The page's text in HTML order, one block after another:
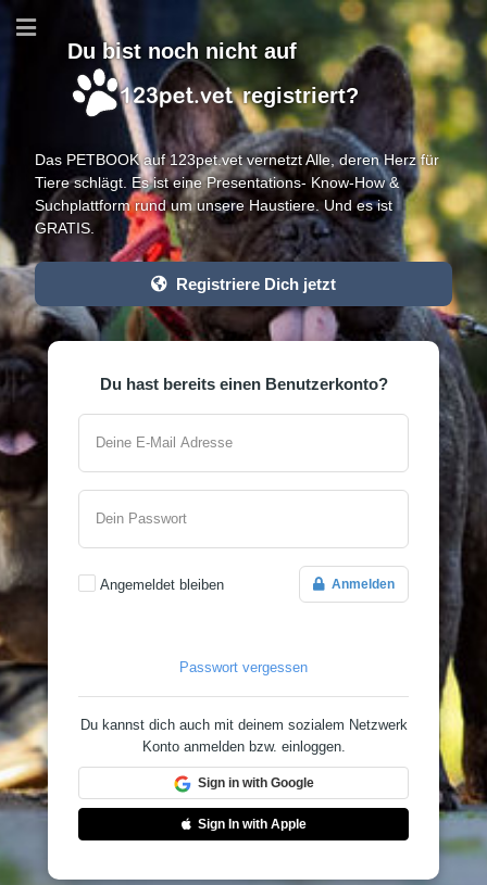
Du bist noch nicht auf
registriert?
Das PETBOOK auf 123pet.vet vernetzt Alle, deren Herz für
Tiere schlägt. Es ist eine Presentations- Know-How &
Suchplattform rund um unsere Haustiere. Und es ist
GRATIS.
Registriere Dich jetzt
Du hast bereits einen Benutzerkonto?
Deine E-Mail Adresse
Dein Passwort
Angemeldet bleiben Anmelden
Passwort vergessen
Du kannst dich auch mit deinem sozialem Netzwerk
Konto anmelden bzw. einloggen.
Sign in with Google
Sign In with Apple